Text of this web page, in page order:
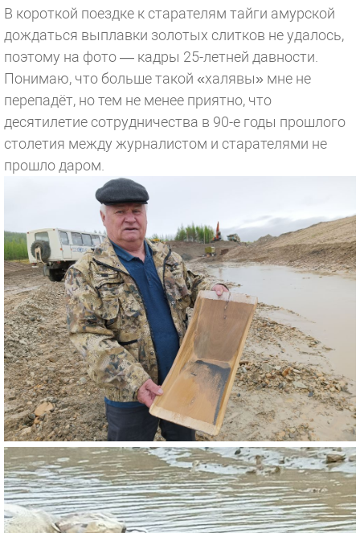
В короткой поездке к старателям тайги амурской
дождаться выплавки золотых слитков не удалось,
поэтому на фото — кадры 25-летней давности.
Понимаю, что больше такой «халявы» мне не
перепадёт, но тем не менее приятно, что
десятилетие сотрудничества в 90-е годы прошлого
столетия между журналистом и старателями не
прошло даром.